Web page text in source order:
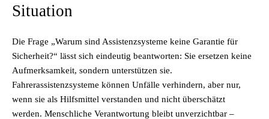
Situation
Die Frage „Warum sind Assistenzsysteme keine Garantie für
Sicherheit?“ lässt sich eindeutig beantworten: Sie ersetzen keine
Aufmerksamkeit, sondern unterstützen sie.
Fahrerassistenzsysteme können Unfälle verhindern, aber nur,
wenn sie als Hilfsmittel verstanden und nicht überschätzt
werden. Menschliche Verantwortung bleibt unverzichtbar –